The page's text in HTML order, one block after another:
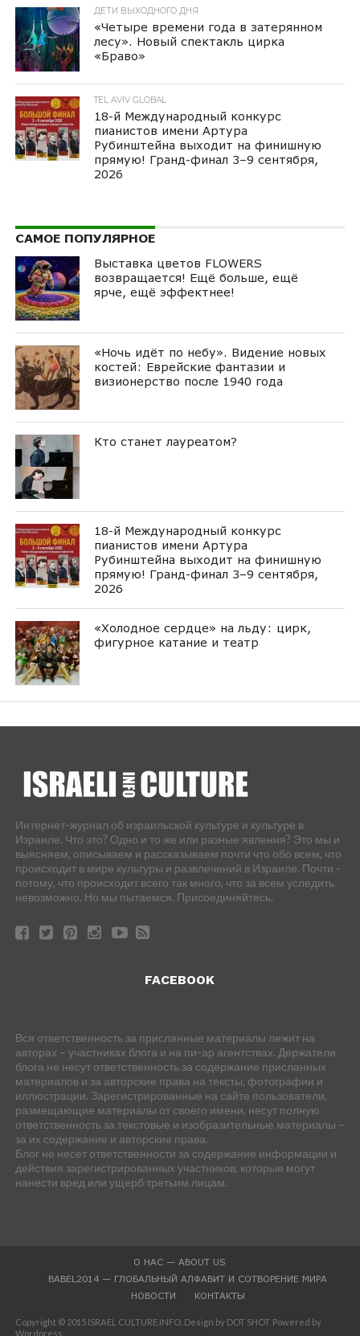
ДЕТИ ВЫХОДНОГО ДНЯ
«Четыре времени года в затерянном
лесу». Новый спектакль цирка
«Браво»
TEL AVIV GLOBAL
18-й Международный конкурс
пианистов имени Артура
Рубинштейна выходит на финишную
прямую! Гранд-финал 3–9 сентября,
2026
САМОЕ ПОПУЛЯРНОЕ
Выставка цветов FLOWERS
возвращается! Ещё больше, ещё
ярче, ещё эффектнее!
«Ночь идёт по небу». Видение новых
костей: Еврейские фантазии и
визионерство после 1940 года
Кто станет лауреатом?
18-й Международный конкурс
пианистов имени Артура
Рубинштейна выходит на финишную
прямую! Гранд-финал 3–9 сентября,
2026
«Холодное сердце» на льду: цирк,
фигурное катание и театр
Интернет-журнал об израильской культуре и культуре в
Израиле. Что это? Одно и то же или разные явления? Это мы и
выясняем, описываем и рассказываем почти что обо всем, что
происходит в мире культуры и развлечений в Израиле. Почти -
потому, что происходит всего так много, что за всем уследить
невозможно. Но мы пытаемся. Присоединяйтесь.
FACEBOOK
Вся ответственность за присланные материалы лежит на
авторах – участниках блога и на пи-ар агентствах. Держатели
блога не несут ответственность за содержание присланных
материалов и за авторские права на тексты, фотографии и
иллюстрации. Зарегистрированные на сайте пользователи,
размещающие материалы от своего имени, несут полную
ответственность за текстовые и изобразительные материалы –
за их содержание и авторские права.
Блог не несет ответственности за содержание информации и
действия зарегистрированных участников, которые могут
нанести вред или ущерб третьим лицам.
О НАС — ABOUT US
BABEL2014 — ГЛОБАЛЬНЫЙ АЛФАВИТ И СОТВОРЕНИЕ МИРА
НОВОСТИ
КОНТАКТЫ
Copyright © 2015 ISRAEL CULTURE.INFO. Design by DOT SHOT. Powered by
Wordpress.